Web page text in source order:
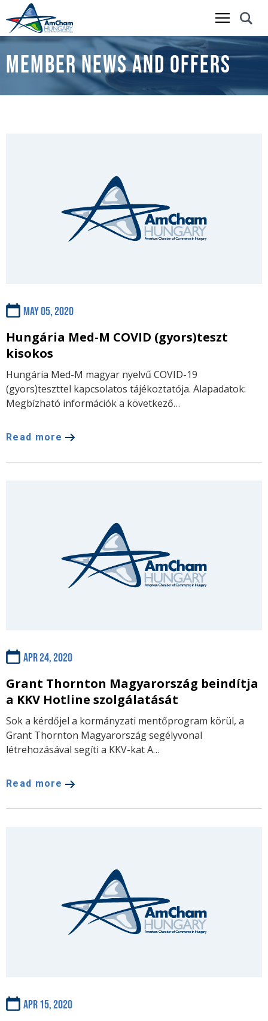
Skip
to
main
MEMBER NEWS AND OFFERS
May 05, 2020
Hungária Med-M COVID (gyors)teszt
kisokos
Hungária Med-M magyar nyelvű COVID-19
(gyors)teszttel kapcsolatos tájékoztatója. Alapadatok:
Megbízható információk a következő…
Read more
Apr 24, 2020
Grant Thornton Magyarország beindítja
a KKV Hotline szolgálatását
Sok a kérdőjel a kormányzati mentőprogram körül, a
Grant Thornton Magyarország segélyvonal
létrehozásával segíti a KKV-kat A…
Read more
Apr 15, 2020